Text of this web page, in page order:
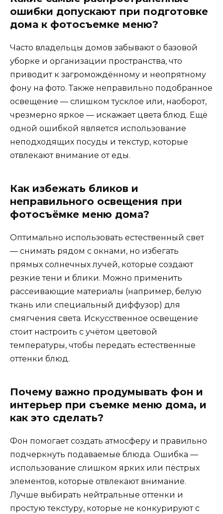
ошибки допускают при подготовке
дома к фотосъемке меню?
Часто владельцы домов забывают о базовой
уборке и организации пространства, что
приводит к загромождённому и неопрятному
фону на фото. Также неправильно подобранное
освещение — слишком тусклое или, наоборот,
чрезмерно яркое — искажает цвета блюд. Ещё
одной ошибкой является использование
неподходящих посуды и текстур, которые
отвлекают внимание от еды.
Как избежать бликов и
неправильного освещения при
фотосъёмке меню дома?
Оптимально использовать естественный свет
— снимать рядом с окнами, но избегать
прямых солнечных лучей, которые создают
резкие тени и блики. Можно применить
рассеивающие материалы (например, белую
ткань или специальный диффузор) для
смягчения света. Искусственное освещение
стоит настроить с учётом цветовой
температуры, чтобы передать естественные
оттенки блюд.
Почему важно продумывать фон и
интерьер при съемке меню дома, и
как это сделать?
Фон помогает создать атмосферу и правильно
подчеркнуть подаваемые блюда. Ошибка —
использование слишком ярких или пёстрых
элементов, которые отвлекают внимание.
Лучше выбирать нейтральные оттенки и
простую текстуру, которые не конкурируют с